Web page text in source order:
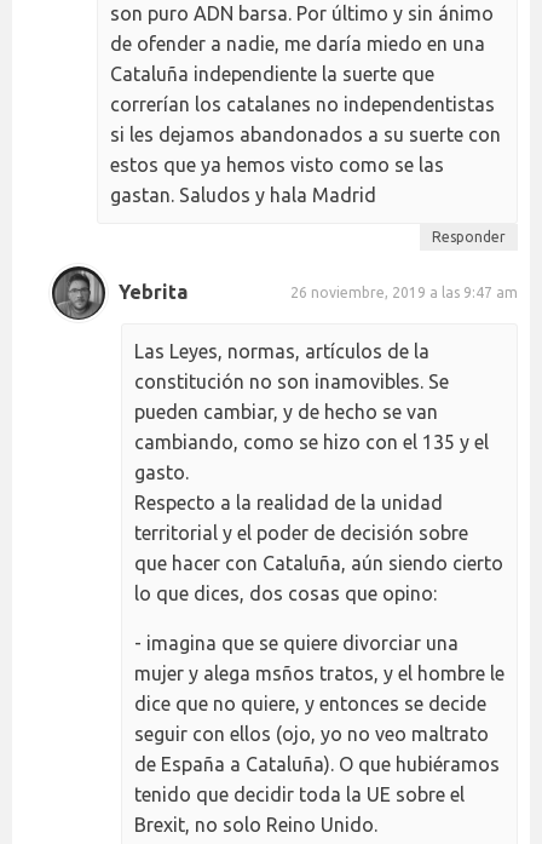
son puro ADN barsa. Por último y sin ánimo
de ofender a nadie, me daría miedo en una
Cataluña independiente la suerte que
correrían los catalanes no independentistas
si les dejamos abandonados a su suerte con
estos que ya hemos visto como se las
gastan. Saludos y hala Madrid
Responder
Yebrita 26 noviembre, 2019 a las 9:47 am
Las Leyes, normas, artículos de la
constitución no son inamovibles. Se
pueden cambiar, y de hecho se van
cambiando, como se hizo con el 135 y el
gasto.
Respecto a la realidad de la unidad
territorial y el poder de decisión sobre
que hacer con Cataluña, aún siendo cierto
lo que dices, dos cosas que opino:
- imagina que se quiere divorciar una
mujer y alega msños tratos, y el hombre le
dice que no quiere, y entonces se decide
seguir con ellos (ojo, yo no veo maltrato
de España a Cataluña). O que hubiéramos
tenido que decidir toda la UE sobre el
Brexit, no solo Reino Unido.